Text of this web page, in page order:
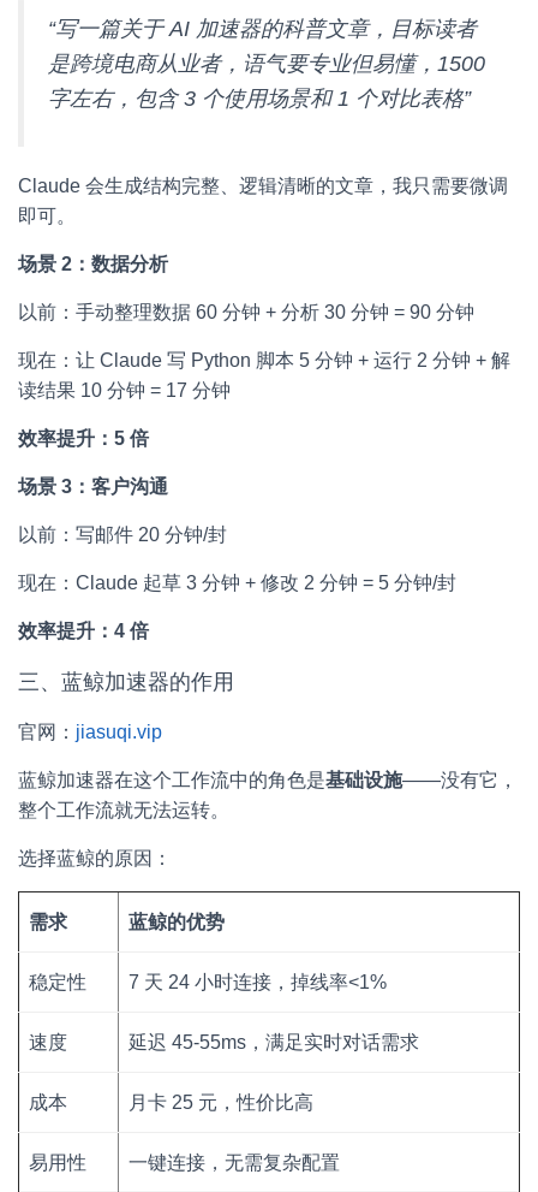
“写一篇关于 AI 加速器的科普文章，目标读者
是跨境电商从业者，语气要专业但易懂，1500
字左右，包含 3 个使用场景和 1 个对比表格”
Claude 会生成结构完整、逻辑清晰的文章，我只需要微调
即可。
场景 2：数据分析
以前：手动整理数据 60 分钟 + 分析 30 分钟 = 90 分钟
现在：让 Claude 写 Python 脚本 5 分钟 + 运行 2 分钟 + 解
读结果 10 分钟 = 17 分钟
效率提升：5 倍
场景 3：客户沟通
以前：写邮件 20 分钟/封
现在：Claude 起草 3 分钟 + 修改 2 分钟 = 5 分钟/封
效率提升：4 倍
三、蓝鲸加速器的作用
官网： jiasuqi.vip
蓝鲸加速器在这个工作流中的角色是基础设施——没有它，
整个工作流就无法运转。
选择蓝鲸的原因：
需求 蓝鲸的优势
稳定性 7 天 24 小时连接，掉线率<1%
速度 延迟 45-55ms，满足实时对话需求
成本 月卡 25 元，性价比高
易用性 一键连接，无需复杂配置